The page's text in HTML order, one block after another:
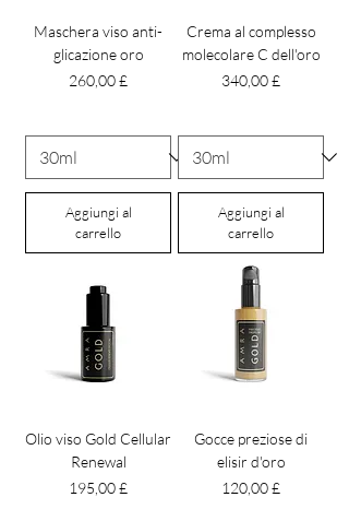
Maschera viso anti-
glicazione oro
Prezzo
260,00 £
Aggiungi al
carrello
Crema al complesso
molecolare C dell'oro
Prezzo
340,00 £
Aggiungi al
carrello
Olio viso Gold Cellular
Renewal
Prezzo
195,00 £
Gocce preziose di
elisir d'oro
Prezzo
120,00 £